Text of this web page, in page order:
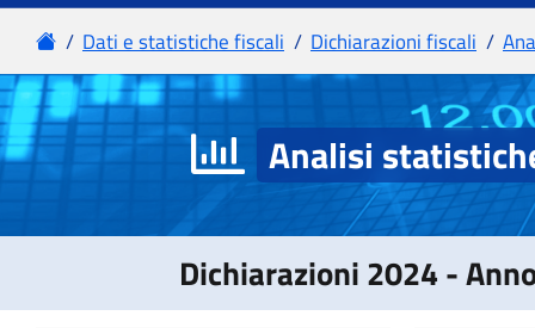
Analisi
Dichiarazioni 2024 -